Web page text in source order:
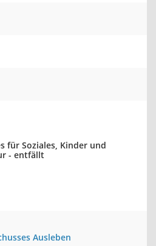
für Soziales, Kinder und
- entfällt
Ausleben